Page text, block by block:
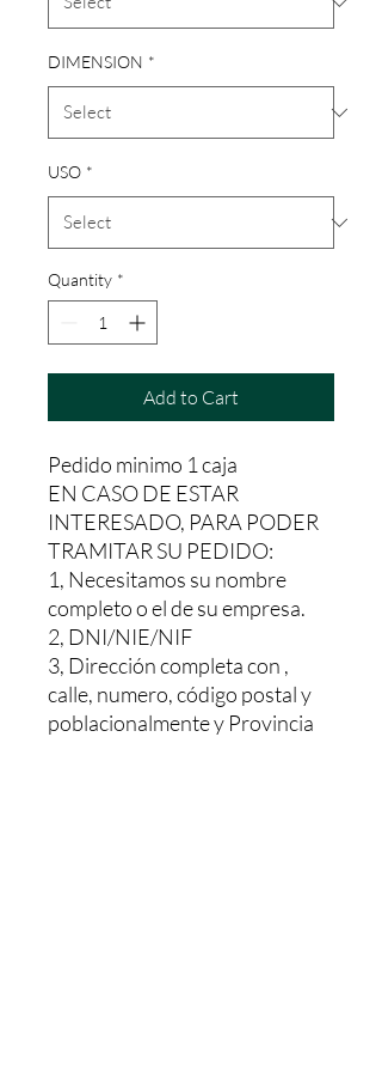
DIMENSION *
USO *
Quantity *
Add to Cart
Pedido minimo 1 caja
EN CASO DE ESTAR
INTERESADO, PARA PODER
TRAMITAR SU PEDIDO:
1, Necesitamos su nombre
completo o el de su empresa.
2, DNI/NIE/NIF
3, Dirección completa con ,
calle, numero, código postal y
poblacionalmente y Provincia